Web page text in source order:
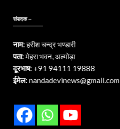
संपादक –
नाम:हरीश चन्द्र भण्डारी
पता:मेहरा भवन, अल्मोड़ा
दूरभाष: +91 94111 19888
ईमेल:nandadevinews@gmail.com